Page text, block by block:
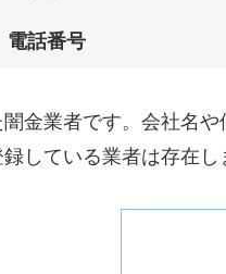
電話番号
金業者です。会社名
している業者は存在